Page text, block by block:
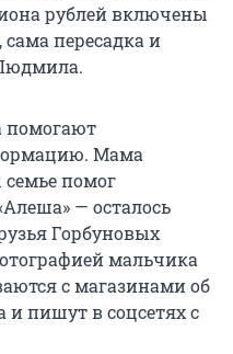
рублей включены
пересадка и
помогают
Мама
помог
— осталось
Горбуновых
мальчика
с магазинами об
и пишут в соцсетях с